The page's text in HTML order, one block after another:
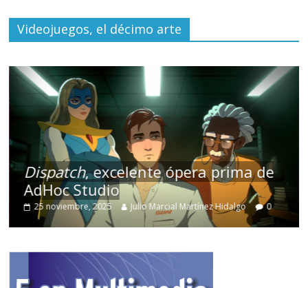
Videojuegos, el décimo arte
Dispatch, excelente ópera prima de
AdHoc Studio
25 noviembre, 2025 Julio Marcial Martínez Hidalgo 0